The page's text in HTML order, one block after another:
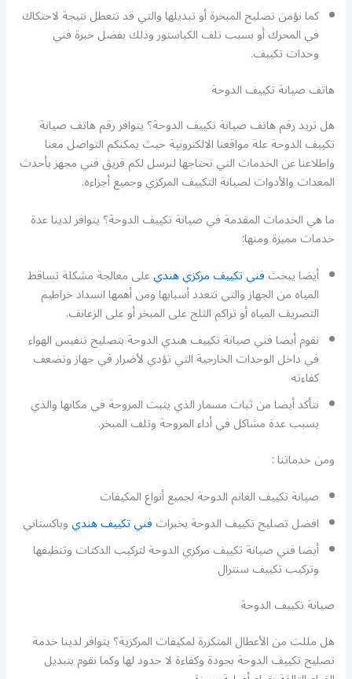
كما نؤمن تصليح المبخرة أو تبديلها والتي قد تتعطل نتيجة لاحتكاك
في المحرك أو بسبب تلف الكباستور وذلك بفضل خبرة فني
وحدات تكييف.
هاتف صيانة تكييف الدوحة
هل تريد رقم هاتف صيانة تكييف الدوحة؟ يتوافر رقم هاتف صيانة
تكييف الدوحة علة مواقعنا الالكترونية حيث يمكنكم التواصل معنا
واطلاعنا عن الخدمات التي تحتاجها لنرسل لكم فريق فني مجهز بأحدث
المعدات والأدوات لصيانة التكييف المركزي وجميع أجزاءه.
ما هي الخدمات المقدمة في صيانة تكييف الدوحة؟ يتوافر لدينا عدة
خدمات مميزة ومنها:
أيضا يبحثفني تكييف مركزي هنديعلى معالجة مشكلة تساقط
المياه من الجهاز والتي تتعدد أسبابها ومن أهمها انسداد خراطيم
التصريف المياه أو تراكم الثلج على المبخر أو على الزعانف.
نقوم أيضا فني صيانة تكييف هندي الدوحة بتصليح تنفيس الهواء
في داخل الوحدات الخارجية التي تؤدي لأضرار في جهاز وتضعف
كفاءته
نتأكد أيضا من ثبات مسمار الذي يثبت المروحة في مكانها والذي
يسبب عدة مشاكل في أداء المروحة وتلف المبخر.
ومن خدماتنا :
صيانة تكييف الغانم الدوحة لجميع أنواع المكيفات
افضل تصليح تكييف الدوحة بخبراتفني تكييف هنديوباكستاني
أيضا فني صيانة تكييف مركزي الدوحة لتركيب الدكتات وتنظيفها
وتركيب تكييف سنترال
صيانة تكييف الدوحة
هل مللت من الأعطال المتكررة لمكيفات المركزية؟ يتوافر لدينا خدمة
تصليح تكييف الدوحة بجودة وكفاءة لا حدود لها وكما نقوم بتبديل